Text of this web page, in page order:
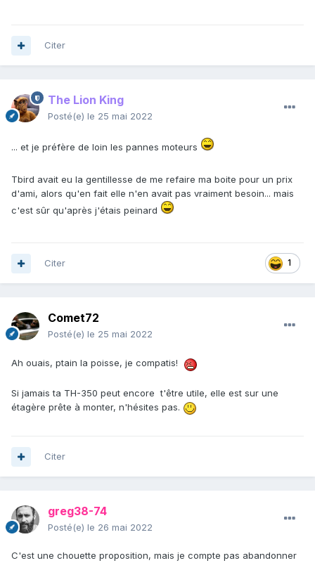
Citer
The Lion King
Posté(e) le 25 mai 2022
... et je préfère de loin les pannes moteurs
Tbird avait eu la gentillesse de me refaire ma boite pour un prix
d'ami, alors qu'en fait elle n'en avait pas vraiment besoin... mais
c'est sûr qu'après j'étais peinard
1
Citer
Comet72
Posté(e) le 25 mai 2022
Ah ouais, ptain la poisse, je compatis!
Si jamais ta TH-350 peut encore t'être utile, elle est sur une
étagère prête à monter, n'hésites pas.
Citer
greg38-74
Posté(e) le 26 mai 2022
C'est une chouette proposition, mais je compte pas abandonner